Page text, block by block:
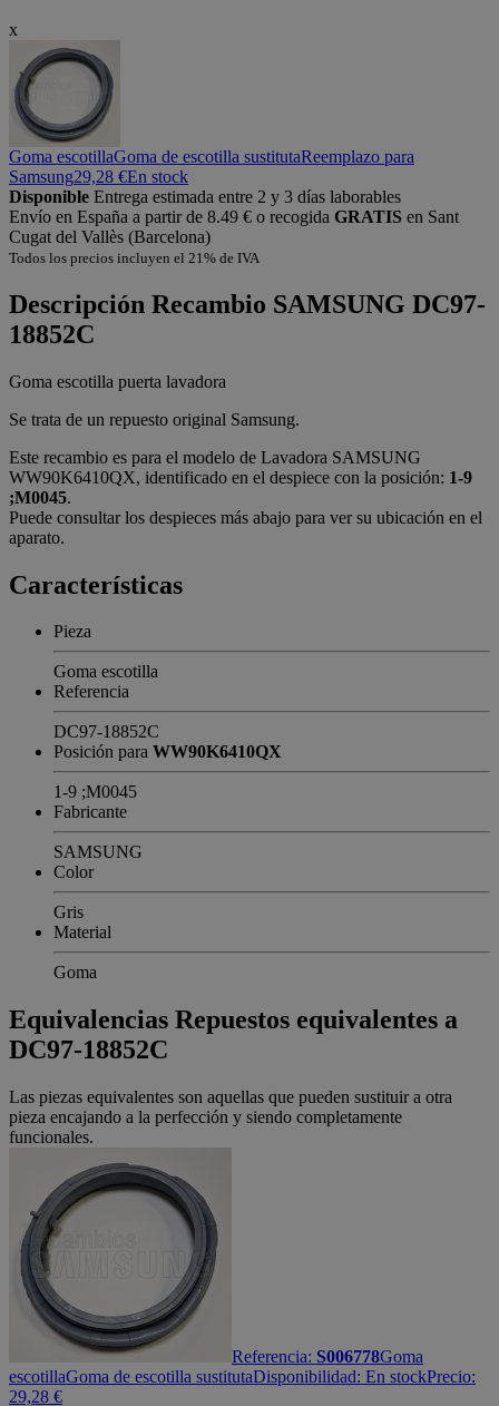
x
Goma escotillaGoma de escotilla sustitutaReemplazo para
Samsung29,28 €En stock
Disponible Entrega estimada entre 2 y 3 días laborables
Envío en España a partir de 8.49 € o recogida GRATIS en Sant
Cugat del Vallès (Barcelona)
Todos los precios incluyen el 21% de IVA
Descripción Recambio SAMSUNG DC97-
18852C
Goma escotilla puerta lavadora
Se trata de un repuesto original Samsung.
Este recambio es para el modelo de Lavadora SAMSUNG
WW90K6410QX, identificado en el despiece con la posición: 1-9
;M0045.
Puede consultar los despieces más abajo para ver su ubicación en el
aparato.
Características
Pieza
Goma escotilla
Referencia
DC97-18852C
Posición para WW90K6410QX
1-9 ;M0045
Fabricante
SAMSUNG
Color
Gris
Material
Goma
Equivalencias Repuestos equivalentes a
DC97-18852C
Las piezas equivalentes son aquellas que pueden sustituir a otra
pieza encajando a la perfección y siendo completamente
funcionales.
Referencia: S006778Goma
escotillaGoma de escotilla sustitutaDisponibilidad: En stockPrecio:
29,28 €